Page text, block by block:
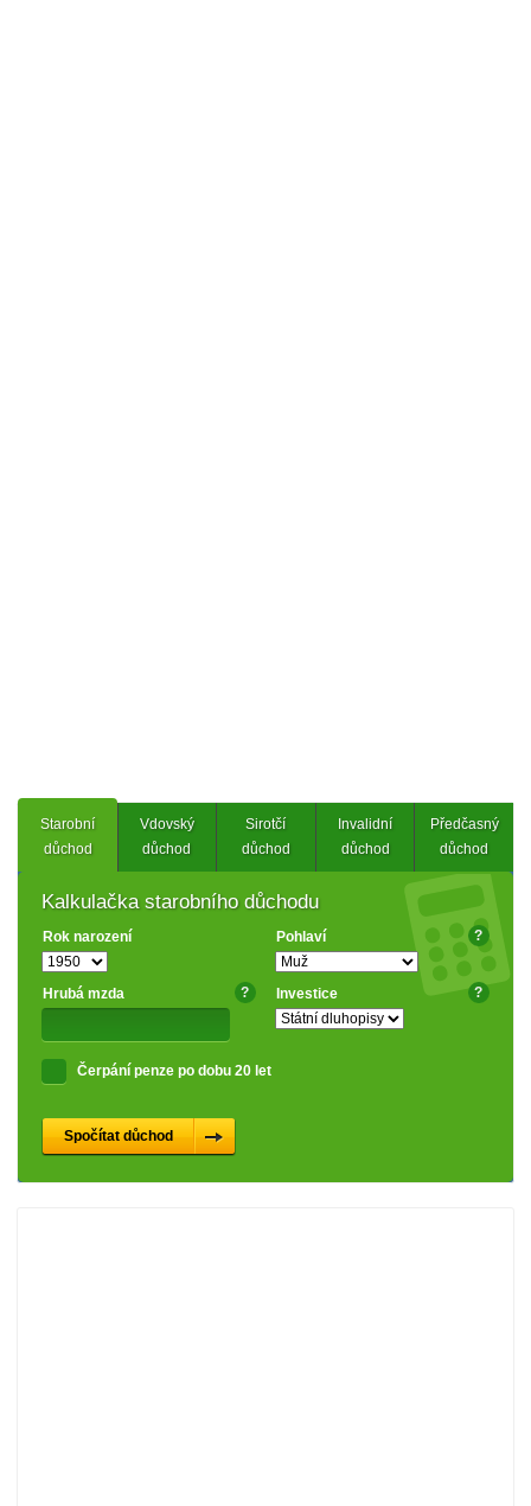
Starobní
důchod
Vdovský
důchod
Sirotčí
důchod
Invalidní
důchod
Předčasný
důchod
Kalkulačka starobního důchodu
Rok narození Pohlaví ?
Hrubá mzda ? Investice ?
Čerpání penze po dobu 20 let